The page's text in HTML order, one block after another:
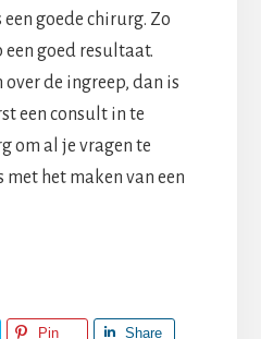
goede chirurg. Zo
goed resultaat.
de ingreep, dan is
een consult in te
om al je vragen te
met het maken van een
Pin Share